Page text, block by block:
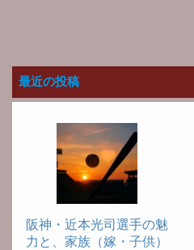
最近の投稿
阪神・近本光司選手の魅
力と、家族（嫁・子供）